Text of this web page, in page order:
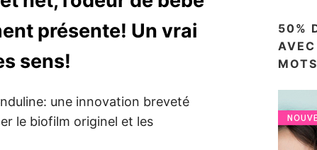
présente! Un vrai
sens!
une innovation breveté
le biofilm originel et les
50%